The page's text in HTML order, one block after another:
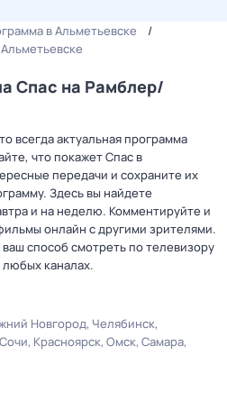
в Альметьевске
Спас на Рамблер/
всегда актуальная программа
что покажет Спас в
передачи и сохраните их
Здесь вы найдете
и на неделю. Комментируйте и
онлайн с другими зрителями.
способ смотреть по телевизору
каналах.
Новгород Челябинск
Сочи Красноярск Омск Самара